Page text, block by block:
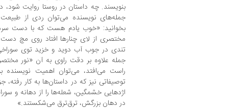
بنویسند. چه داستان در روستا روایت شود،
جمله‌های نویسنده می‌توان ردی از
بخوانید: «خوب یادم هست که با دست
مختصری از لای چنارها افتاد روی مچ
تندی در جوب آب دوید و خزید توی
جمله علاوه بر دقت راوی به آن «نور
راست می‌افتد، می‌توان اهمیت نویسنده
توصیفاتی نیز که در داستان‌ها به کار
اژدهایی خشمگین، شعله‌ها را از دهانه و
در دهان بزرگش، ترق‌ترق می‌شکستند.»